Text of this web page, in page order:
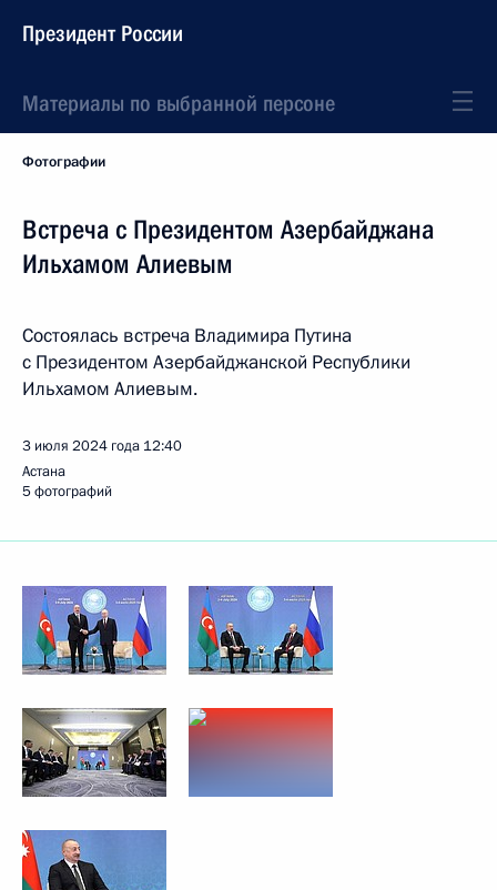
Президент России
Материалы по выбранной персоне
Фотографии
Встреча с Президентом Азербайджана
Ильхамом Алиевым
Состоялась встреча Владимира Путина
с Президентом Азербайджанской Республики
Ильхамом Алиевым.
3 июля 2024 года 12:40
Астана
5 фотографий